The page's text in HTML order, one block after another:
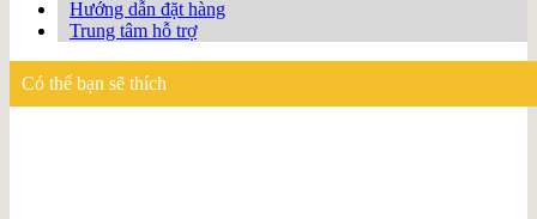
Hướng dẫn đặt hàng
Trung tâm hỗ trợ
Có thể bạn sẽ thích